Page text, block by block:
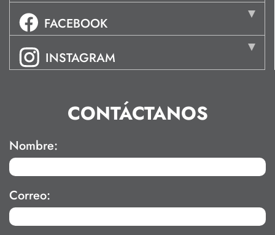
FACEBOOK
INSTAGRAM
CONTÁCTANOS
Nombre:
Correo: